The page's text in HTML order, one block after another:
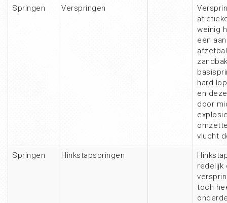
Springen Verspringen
weinig
een
hard
en
door
vlucht
Springen Hinkstapspringen
redelijk
toch